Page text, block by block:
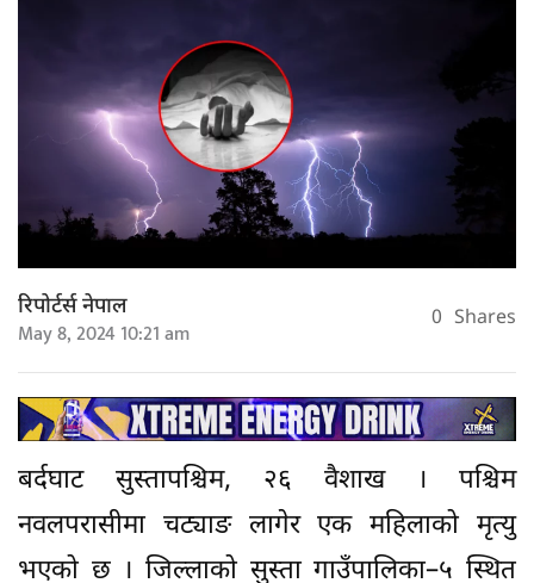
रिपोर्टर्स नेपाल
May 8, 2024 10:21 am 0 Shares
बर्दघाट सुस्तापश्चिम, २६ वैशाख । पश्चिम
नवलपरासीमा चट्याङ लागेर एक महिलाको मृत्यु
भएको छ । जिल्लाको सुस्ता गाउँपालिका–५ स्थित